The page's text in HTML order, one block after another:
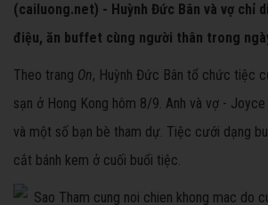
(cailuong.net) - Huỳnh Đức Bân và vợ chỉ
điệu, ăn buffet cùng người thân trong
Theo trang On, Huỳnh Đức Bân tổ chức tiệc
sạn ở Hong Kong hôm 8/9. Anh và vợ -
và một số bạn bè tham dự. Tiệc cưới dạng
cắt bánh kem ở cuối buổi tiệc.